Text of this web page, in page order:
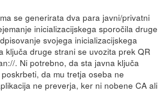
se generirata dva para javni/privatni
inicializacijskega sporočila druge
svojega inicializacijskega
ključa druge strani se uvozita prek QR
. Ni potrebno, da sta javna ključa
da mu tretja oseba ne
ne preverja, ker ni nobene CA ali